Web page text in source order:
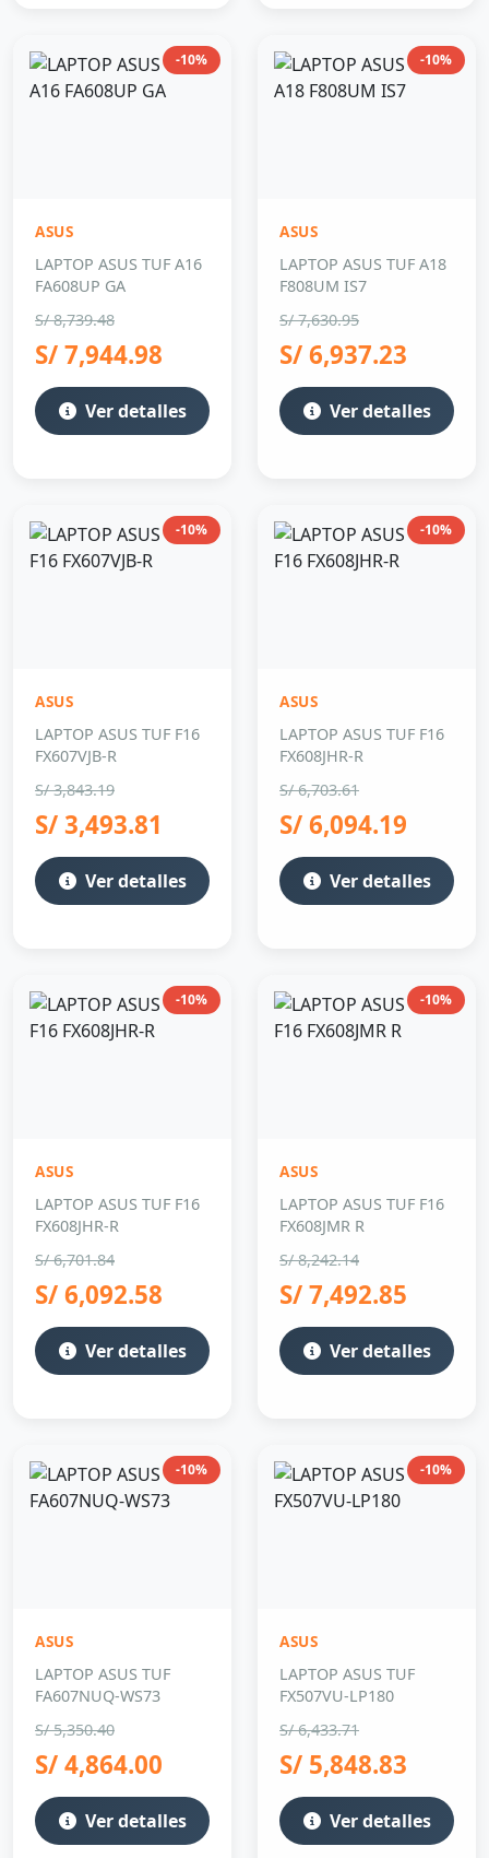
-10%
ASUS
LAPTOP ASUS TUF A16
FA608UP GA
S/ 8,739.48
S/ 7,944.98
Ver detalles
-10%
ASUS
LAPTOP ASUS TUF A18
F808UM IS7
S/ 7,630.95
S/ 6,937.23
Ver detalles
-10%
ASUS
LAPTOP ASUS TUF F16
FX607VJB-R
S/ 3,843.19
S/ 3,493.81
Ver detalles
-10%
ASUS
LAPTOP ASUS TUF F16
FX608JHR-R
S/ 6,703.61
S/ 6,094.19
Ver detalles
-10%
ASUS
LAPTOP ASUS TUF F16
FX608JHR-R
S/ 6,701.84
S/ 6,092.58
Ver detalles
-10%
ASUS
LAPTOP ASUS TUF F16
FX608JMR R
S/ 8,242.14
S/ 7,492.85
Ver detalles
-10%
ASUS
LAPTOP ASUS TUF
FA607NUQ-WS73
S/ 5,350.40
S/ 4,864.00
Ver detalles
-10%
ASUS
LAPTOP ASUS TUF
FX507VU-LP180
S/ 6,433.71
S/ 5,848.83
Ver detalles